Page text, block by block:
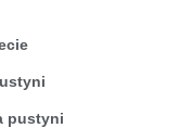
pustyni